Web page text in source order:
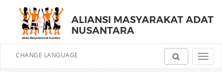
ALIANSI MASYARAKAT ADAT
NUSANTARA
CHANGE LANGUAGE